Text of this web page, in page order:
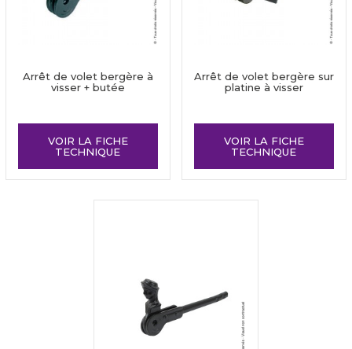
Arrêt de volet bergère à
visser + butée
VOIR LA FICHE
TECHNIQUE
Arrêt de volet bergère sur
platine à visser
VOIR LA FICHE
TECHNIQUE